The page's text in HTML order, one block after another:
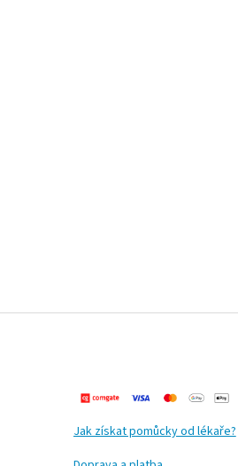
Jak získat pomůcky od lékaře?